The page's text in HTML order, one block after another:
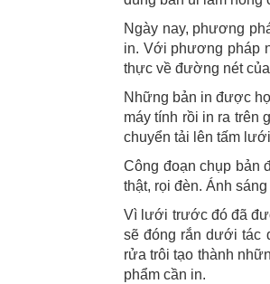
Ngày nay, phương
in. Với phương pháp
thực về đường nét
Những bản in được
máy tính rồi in ra trên
chuyển tải lên tấm
Công đoạn chụp bản
thật, rọi đèn. Ánh
Vì lưới trước đó đã
sẽ đóng rắn dưới tác
rửa trôi tạo thành
phẩm cần in.